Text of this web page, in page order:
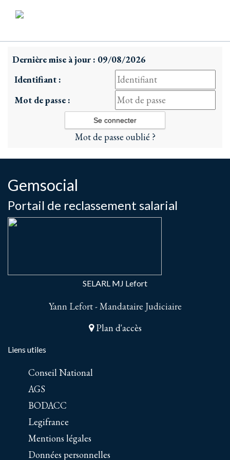
Dernière mise à jour : 09/08/2026
Identifiant :
Mot de passe :
Mot de passe oublié ?
Gemsocial
Portail de reclassement salarial
SELARL MJ Lefort
Yann Lefort - Mandataire Judiciaire
Plan d'accès
Liens utiles
Conseil National
AGS
BODACC
Legifrance
Mentions légales
Données personnelles